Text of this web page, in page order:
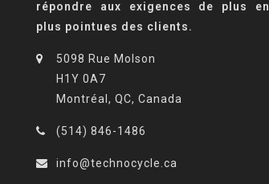
répondre aux exigences de plus en
plus pointues des clients.
5098 Rue Molson
H1Y 0A7
Montréal, QC, Canada
(514) 846-1486
info@technocycle.ca